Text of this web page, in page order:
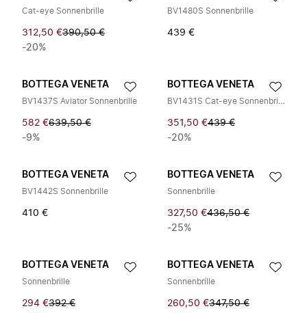
Cat-eye Sonnenbrille
312,50 €390,50 €
-20%
BV1480S Sonnenbrille
439 €
BOTTEGA VENETA
BV1437S Aviator Sonnenbrille
582 €639,50 €
-9%
BOTTEGA VENETA
BV1431S Cat-eye Sonnenbrille
351,50 €439 €
-20%
BOTTEGA VENETA
BV1442S Sonnenbrille
410 €
BOTTEGA VENETA
Sonnenbrille
327,50 €436,50 €
-25%
BOTTEGA VENETA
Sonnenbrille
294 €392 €
BOTTEGA VENETA
Sonnenbrille
260,50 €347,50 €